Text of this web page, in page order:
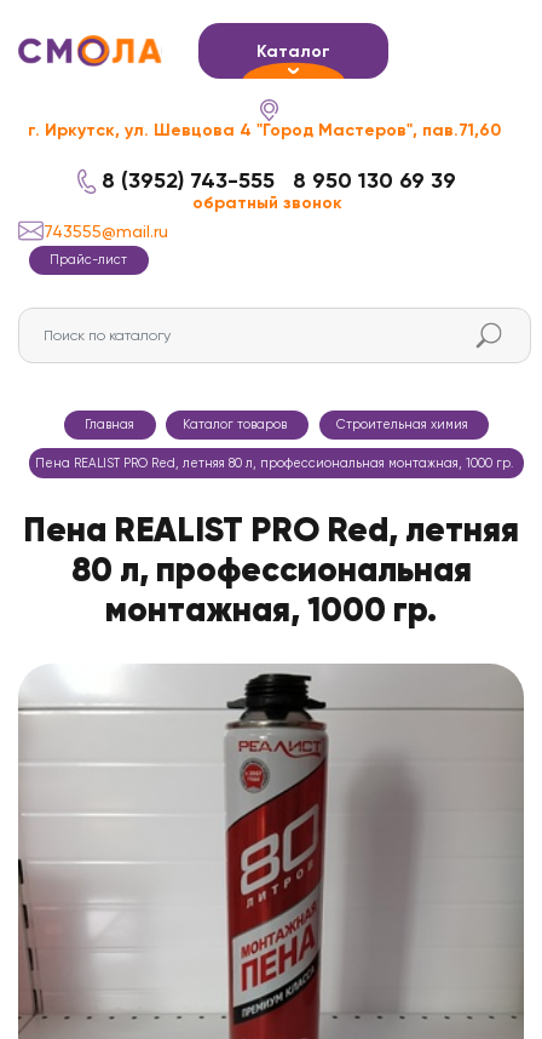
Каталог
г. Иркутск, ул. Шевцова 4 "Город Мастеров", пав.71,60
8 (3952) 743-555 8 950 130 69 39
обратный звонок
743555@mail.ru
Прайс-лист
Главная Каталог товаров Строительная химия
Пена REALIST PRO Red, летняя 80 л, профессиональная монтажная, 1000 гр.
Пена REALIST PRO Red, летняя
80 л, профессиональная
монтажная, 1000 гр.